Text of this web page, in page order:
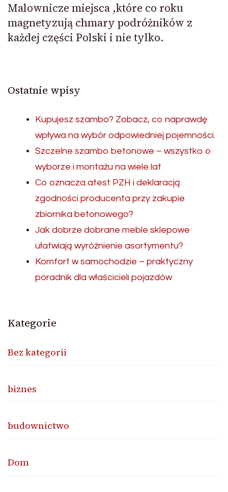
Malownicze miejsca ,które co roku
magnetyzują chmary podróżników z
każdej części Polski i nie tylko.
Ostatnie wpisy
Kupujesz szambo? Zobacz, co naprawdę
wpływa na wybór odpowiedniej pojemności.
Szczelne szambo betonowe – wszystko o
wyborze i montażu na wiele lat
Co oznacza atest PZH i deklaracją
zgodności producenta przy zakupie
zbiornika betonowego?
Jak dobrze dobrane meble sklepowe
ułatwiają wyróżnienie asortymentu?
Komfort w samochodzie – praktyczny
poradnik dla właścicieli pojazdów
Kategorie
Bez kategorii
biznes
budownictwo
Dom